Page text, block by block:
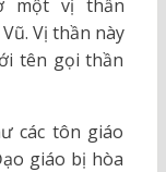
một vị thần
Vị thần này
tên gọi thần
các tôn giáo
giáo bị hòa